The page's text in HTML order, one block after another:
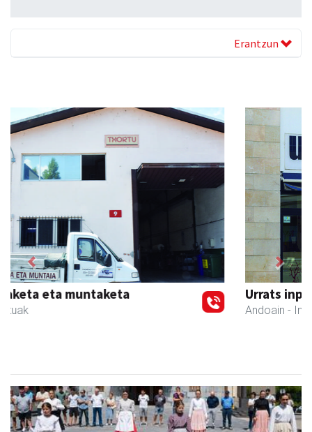
Erantzun
Urrats inprimategia
Andoain
Previous Next